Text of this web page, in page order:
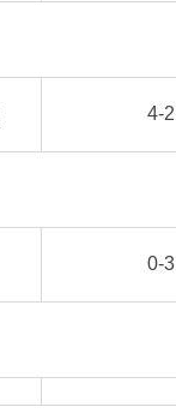
4-2
0-3